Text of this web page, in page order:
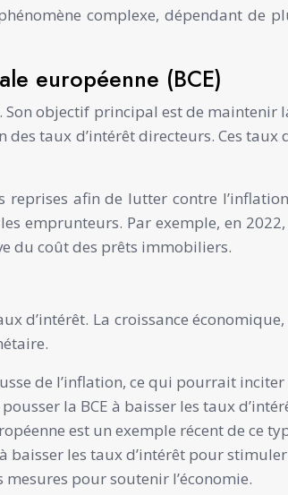
complexe, dépendant de
européenne (BCE)
Son objectif principal est de
taux d’intérêt directeurs. Ces
afin de lutter contre
emprunteurs. Par exemple, en
du coût des prêts immobiliers.
d’intérêt. La croissance
de l’inflation, ce qui pourrait
la BCE à baisser les taux
est un exemple récent de ce
baisser les taux d’intérêt pour
pour soutenir l’économie.